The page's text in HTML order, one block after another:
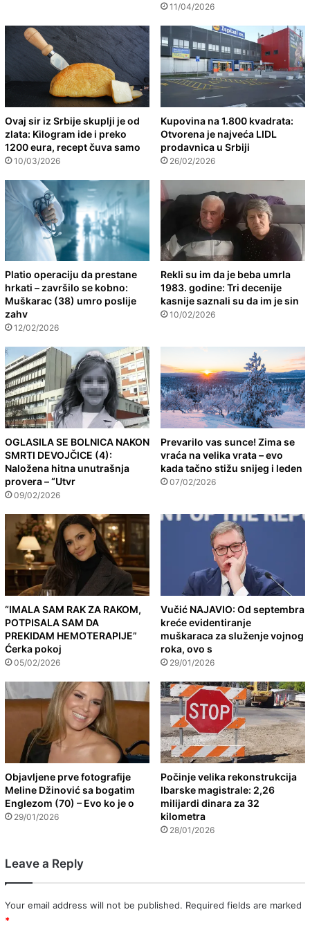
11/04/2026
Ovaj sir iz Srbije skuplji je od
zlata: Kilogram ide i preko
1200 eura, recept čuva samo
10/03/2026
Kupovina na 1.800 kvadrata:
Otvorena je najveća LIDL
prodavnica u Srbiji
26/02/2026
Platio operaciju da prestane
hrkati – završilo se kobno:
Muškarac (38) umro poslije
zahv
12/02/2026
Rekli su im da je beba umrla
1983. godine: Tri decenije
kasnije saznali su da im je sin
10/02/2026
OGLASILA SE BOLNICA NAKON
SMRTI DEVOJČICE (4):
Naložena hitna unutrašnja
provera – “Utvr
09/02/2026
Prevarilo vas sunce! Zima se
vraća na velika vrata – evo
kada tačno stižu snijeg i leden
07/02/2026
“IMALA SAM RAK ZA RAKOM,
POTPISALA SAM DA
PREKIDAM HEMOTERAPIJE”
Ćerka pokoj
05/02/2026
Vučić NAJAVIO: Od septembra
kreće evidentiranje
muškaraca za služenje vojnog
roka, ovo s
29/01/2026
Objavljene prve fotografije
Meline Džinović sa bogatim
Englezom (70) – Evo ko je o
29/01/2026
Počinje velika rekonstrukcija
Ibarske magistrale: 2,26
milijardi dinara za 32
kilometra
28/01/2026
Leave a Reply
Your email address will not be published. Required fields are marked
*